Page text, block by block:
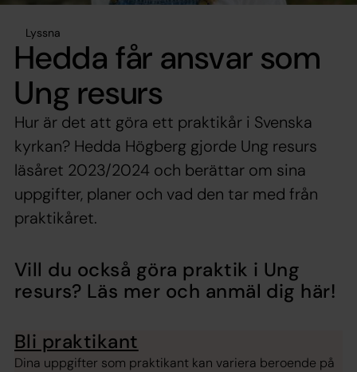
Lyssna
Hedda får ansvar som
Ung resurs
Hur är det att göra ett praktikår i Svenska
kyrkan? Hedda Högberg gjorde Ung resurs
läsåret 2023/2024 och berättar om sina
uppgifter, planer och vad den tar med från
praktikåret.
Vill du också göra praktik i Ung
resurs? Läs mer och anmäl dig här!
Bli praktikant
Dina uppgifter som praktikant kan variera beroende på